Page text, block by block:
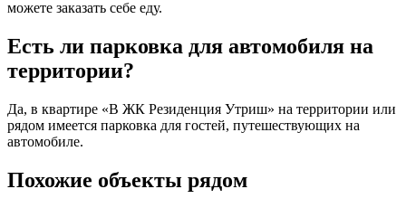
можете заказать себе еду.
Есть ли парковка для автомобиля на
территории?
Да, в квартире «В ЖК Резиденция Утриш» на территории или
рядом имеется парковка для гостей, путешествующих на
автомобиле.
Похожие объекты рядом